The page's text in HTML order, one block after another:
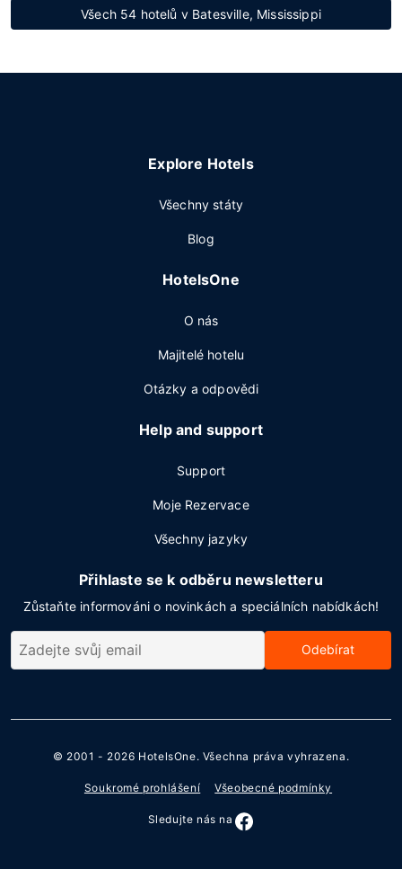
Všech 54 hotelů v Batesville, Mississippi
Explore Hotels
Všechny státy
Blog
HotelsOne
O nás
Majitelé hotelu
Otázky a odpovědi
Help and support
Support
Moje Rezervace
Všechny jazyky
Přihlaste se k odběru newsletteru
Zůstaňte informováni o novinkách a speciálních nabídkách!
Odebírat
© 2001 - 2026 HotelsOne. Všechna práva vyhrazena.
Soukromé prohlášení Všeobecné podmínky
Sledujte nás na